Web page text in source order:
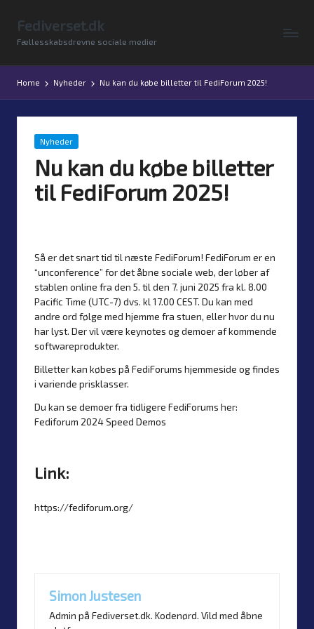
Fediverset.dk
Fællesskabsdrevne sociale medier
Home Nyheder Nu kan du købe billetter til FediForum 2025!
Posted
in
Nyheder
Nu kan du købe billetter
til FediForum 2025!
Så er det snart tid til næste FediForum! FediForum er en
“unconference” for det åbne sociale web, der løber af
stablen online fra den 5. til den 7. juni 2025 fra kl. 8.00
Pacific Time (UTC-7) dvs. kl 17.00 CEST. Du kan med
andre ord følge med hjemme fra stuen, eller hvor du nu
har lyst. Der vil være keynotes og demoer af kommende
softwareprodukter.
Billetter kan købes på FediForums hjemmeside og findes
i variende prisklasser.
Du kan se demoer fra tidligere FediForums her:
Fediforum 2024 Speed Demos
Link:
https://fediforum.org/
Simon Justesen
Admin på Fediverset.dk. Kodenørd. Vild med åbne